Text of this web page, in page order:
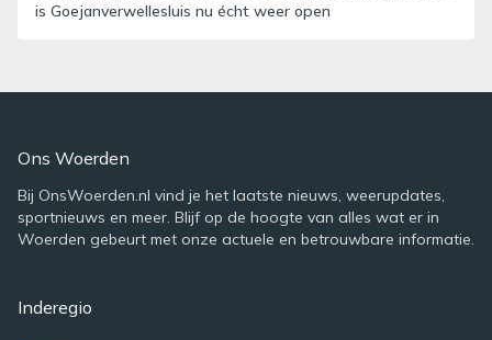
is Goejanverwellesluis nu écht weer open
Ons Woerden
Bij OnsWoerden.nl vind je het laatste nieuws, weerupdates,
sportnieuws en meer. Blijf op de hoogte van alles wat er in
Woerden gebeurt met onze actuele en betrouwbare informatie.
Inderegio